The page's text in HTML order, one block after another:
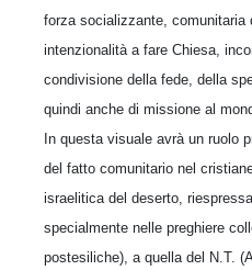
forza socializzan­te, comunitaria
intenzionalità a fare Chiesa,
condivisione della fede, della
quindi anche di missione al
In questa visuale avrà un ruolo
del fatto comunitario nel
israelitica del deserto,
specialmente nelle preghiere
postesili­che), a quella del N.T.